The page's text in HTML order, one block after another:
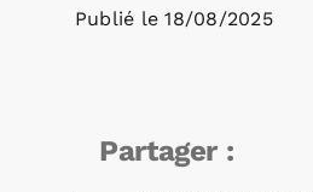
Publié le 18/08/2025
Partager :